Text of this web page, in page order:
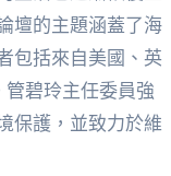
壇的主題涵蓋了海
包括來自美國、英
碧玲主任委員強
保護，並致力於維